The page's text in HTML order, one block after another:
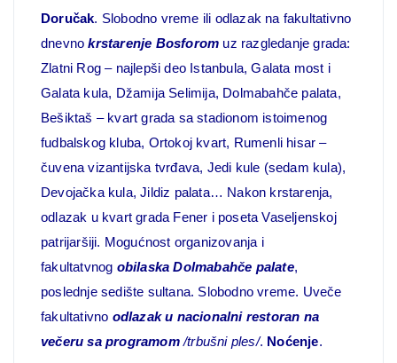
Doručak. Slobodno vreme ili odlazak na fakultativno
dnevnokrstarenje Bosforom uz razgledanje grada:
Zlatni Rog – najlepši deo Istanbula, Galata most i
Galata kula, Džamija Selimija, Dolmabahče palata,
Bešiktaš – kvart grada sa stadionom istoimenog
fudbalskog kluba, Ortokoj kvart, Rumenli hisar –
čuvena vizantijska tvrđava, Jedi kule (sedam kula),
Devojačka kula, Jildiz palata… Nakon krstarenja,
odlazak u kvart grada Fener i poseta Vaseljenskoj
patrijaršiji. Mogućnost organizovanja i
fakultatvnog obilaska Dolmabahče palate,
poslednje sedište sultana. Slobodno vreme. Uveče
fakultativno odlazak u nacionalni restoran na
večeru sa programom/trbušni ples/. Noćenje.